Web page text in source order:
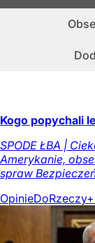
Kogo popychali
SPODE ŁBA |
Amerykanie,
spraw
OpinieDoRzeczy+